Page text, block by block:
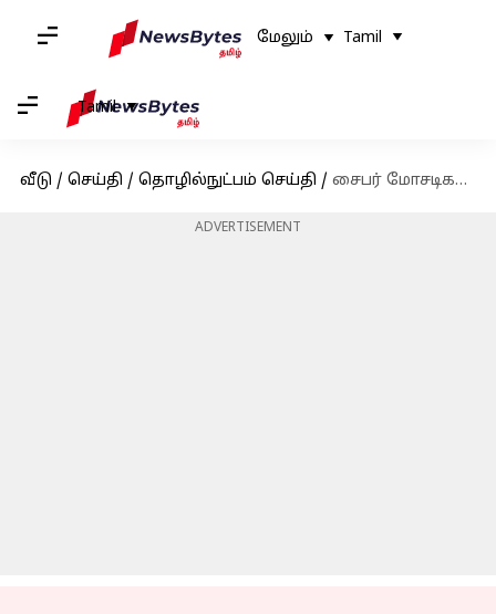
மேலும் Tamil
Tamil
வீடு / செய்தி / தொழில்நுட்பம் செய்தி / சைபர் மோசடிகள் இருந்து பாதுகாத்துக் கொள்ள இலவச கருவிகளை வழங்கியிருக்கும் இந்திய அரசு
ADVERTISEMENT